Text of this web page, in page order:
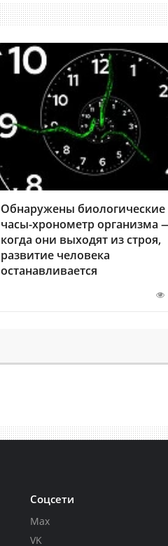
Обнаружены биологические
часы-хронометр организма
когда они выходят из строя,
развитие человека
останавливается
Соцсети
Max
VK